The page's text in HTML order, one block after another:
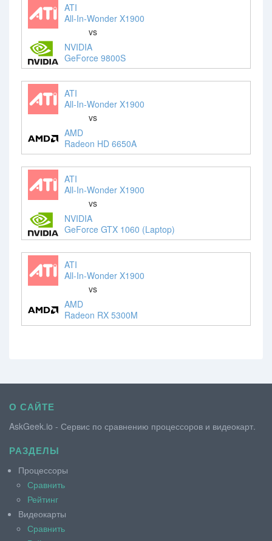
ATI
All-In-Wonder X1900
vs
NVIDIA
GeForce 9800S
ATI
All-In-Wonder X1900
vs
AMD
Radeon HD 6650A
ATI
All-In-Wonder X1900
vs
NVIDIA
GeForce GTX 1060 (Laptop)
ATI
All-In-Wonder X1900
vs
AMD
Radeon RX 5300M
О САЙТЕ
AskGeek.io - Сервис по сравнению процессоров и видеокарт.
РАЗДЕЛЫ
Процессоры
Сравнить
Рейтинг
Видеокарты
Сравнить